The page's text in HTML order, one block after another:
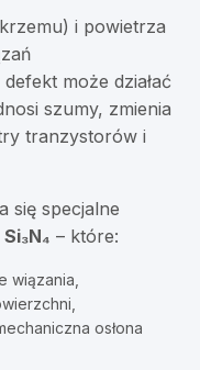
i powietrza
może działać
szumy, zmienia
tranzystorów i
się specjalne
Si₃N₄ – które:
wiązania,
osłona